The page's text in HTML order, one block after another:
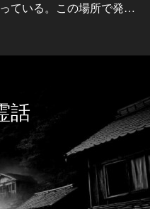
ている。この場所で発…
話